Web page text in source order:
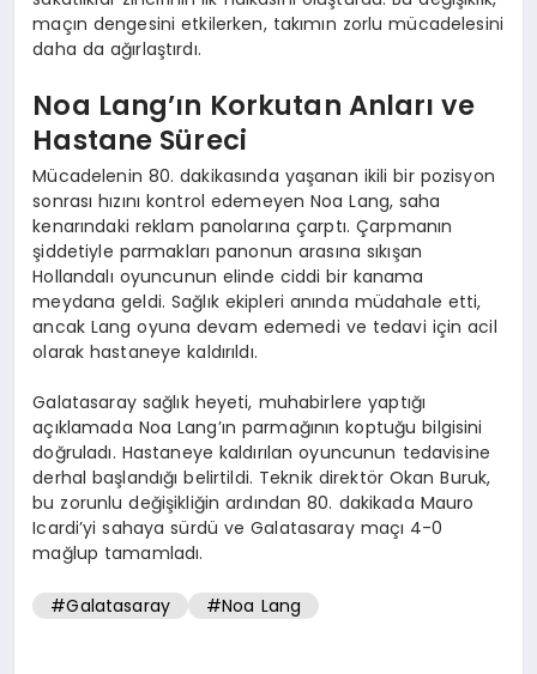
maçın dengesini etkilerken, takımın zorlu mücadelesini
daha da ağırlaştırdı.
Noa Lang’ın Korkutan Anları ve
Hastane Süreci
Mücadelenin 80. dakikasında yaşanan ikili bir pozisyon
sonrası hızını kontrol edemeyen Noa Lang, saha
kenarındaki reklam panolarına çarptı. Çarpmanın
şiddetiyle parmakları panonun arasına sıkışan
Hollandalı oyuncunun elinde ciddi bir kanama
meydana geldi. Sağlık ekipleri anında müdahale etti,
ancak Lang oyuna devam edemedi ve tedavi için acil
olarak hastaneye kaldırıldı.
Galatasaray sağlık heyeti, muhabirlere yaptığı
açıklamada Noa Lang’ın parmağının koptuğu bilgisini
doğruladı. Hastaneye kaldırılan oyuncunun tedavisine
derhal başlandığı belirtildi. Teknik direktör Okan Buruk,
bu zorunlu değişikliğin ardından 80. dakikada Mauro
Icardi’yi sahaya sürdü ve Galatasaray maçı 4-0
mağlup tamamladı.
#Galatasaray #Noa Lang